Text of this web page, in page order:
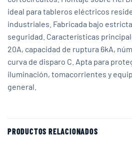
ideal para tableros eléctricos
industriales. Fabricada bajo
seguridad. Características
20A, capacidad de ruptura 6kA,
curva de disparo C. Apta para
iluminación, tomacorrientes y
general.
PRODUCTOS RELACIONADOS